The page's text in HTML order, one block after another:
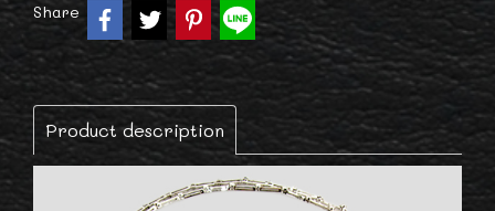
Share
Product description